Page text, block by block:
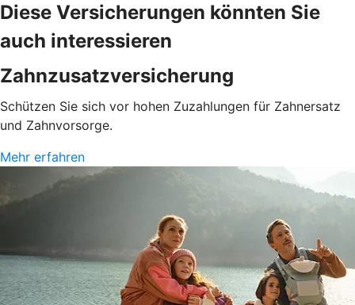
Diese Versicherungen könnten Sie
auch interessieren
Zahnzusatzversicherung
Schützen Sie sich vor hohen Zuzahlungen für Zahnersatz
und Zahnvorsorge.
Mehr erfahren